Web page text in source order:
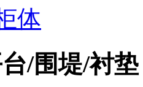
体
/围堤/衬垫